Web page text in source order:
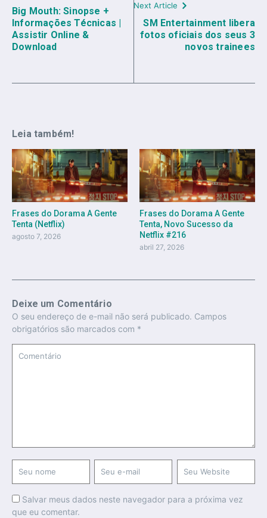
Big Mouth: Sinopse +
Informações Técnicas |
Assistir Online &
Download
Next Article
SM Entertainment libera
fotos oficiais dos seus 3
novos trainees
Leia também!
Frases do Dorama A Gente
Tenta (Netflix)
agosto 7, 2026
Frases do Dorama A Gente
Tenta, Novo Sucesso da
Netflix #216
abril 27, 2026
Deixe um Comentário
O seu endereço de e-mail não será publicado. Campos
obrigatórios são marcados com *
Salvar meus dados neste navegador para a próxima vez
que eu comentar.